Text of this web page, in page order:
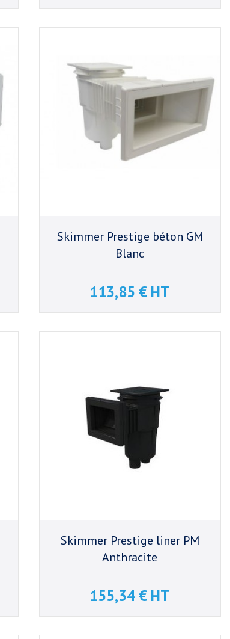
Skimmer Prestige béton GM
Blanc
Prix
113,85 € HT
Skimmer Prestige liner PM
Anthracite
Prix
155,34 € HT